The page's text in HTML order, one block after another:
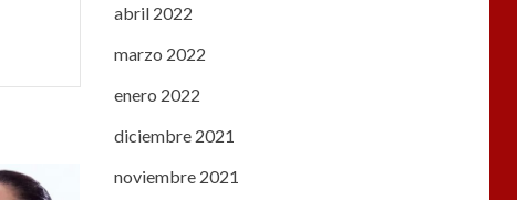
abril 2022
marzo 2022
enero 2022
diciembre 2021
noviembre 2021